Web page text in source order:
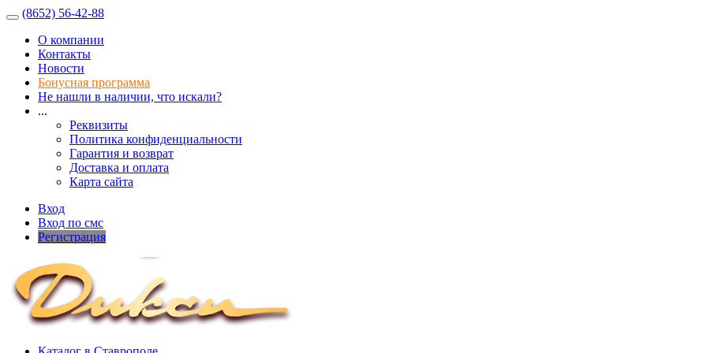
(8652) 56-42-88
О компании
Контакты
Новости
Бонусная программа
Не нашли в наличии, что искали?
...
Реквизиты
Политика конфиденциальности
Гарантия и возврат
Доставка и оплата
Карта сайта
Вход
Вход по смс
Регистрация